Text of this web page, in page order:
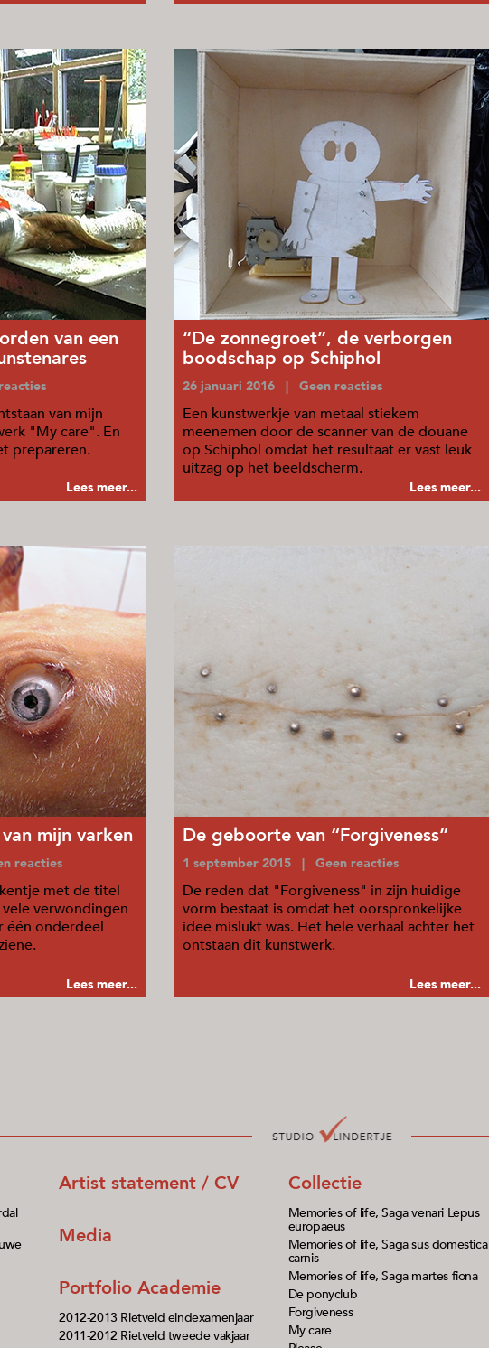
van een
van mijn
"My care". En
prepareren.
Lees meer...
“De zonnegroet”, de verborgen
boodschap op Schiphol
26 januari 2016 | Geen reacties
Een kunstwerkje van metaal stiekem
meenemen door de scanner van de douane
op Schiphol omdat het resultaat er vast leuk
uitzag op het beeldscherm.
Lees meer...
mijn varken
reacties
met de titel
verwondingen
één onderdeel
Lees meer...
De geboorte van “Forgiveness”
1 september 2015 | Geen reacties
De reden dat "Forgiveness" in zijn huidige
vorm bestaat is omdat het oorspronkelijke
idee mislukt was. Het hele verhaal achter het
ontstaan dit kunstwerk.
Lees meer...
Artist statement / CV
Media
Portfolio Academie
2012-2013 Rietveld eindexamenjaar
2011-2012 Rietveld tweede vakjaar
Collectie
Memories of life, Saga venari Lepus
europaeus
Memories of life, Saga sus domestica
carnis
Memories of life, Saga martes fiona
De ponyclub
Forgiveness
My care